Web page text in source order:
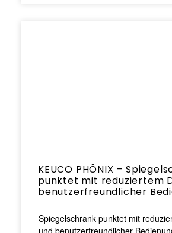
KEUCO PHÖNIX –
punktet mit reduziertem
benutzerfreundlicher
Spiegelschrank punktet mit
und benutzerfreundlicher